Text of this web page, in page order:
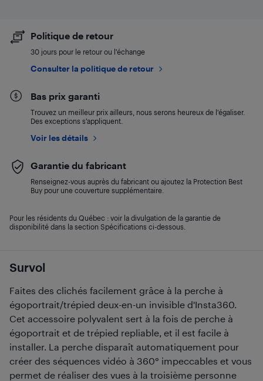
Survol
Faites des clichés facilement grâce à la perche à
égoportrait/trépied deux-en-un invisible d'Insta360.
Cet accessoire polyvalent sert à la fois de perche à
égoportrait et de trépied repliable, et il est facile à
installer. La perche disparaît automatiquement pour
créer des séquences vidéo à 360° impeccables et vous
permet de réaliser des vues à la troisième personne
Politique de retour
30 jours pour le retour ou l’échange
Consulter la politique de retour
Bas prix garanti
Trouvez un meilleur prix ailleurs, nous serons heureux de l’égaliser.
Des exceptions s’appliquent.
Voir les détails
Garantie du fabricant
Renseignez-vous auprès du fabricant ou ajoutez la Protection Best
Buy pour une couverture supplémentaire.
Pour les résidents du Québec : voir la divulgation de la garantie de
disponibilité dans la section Spécifications ci-dessous.